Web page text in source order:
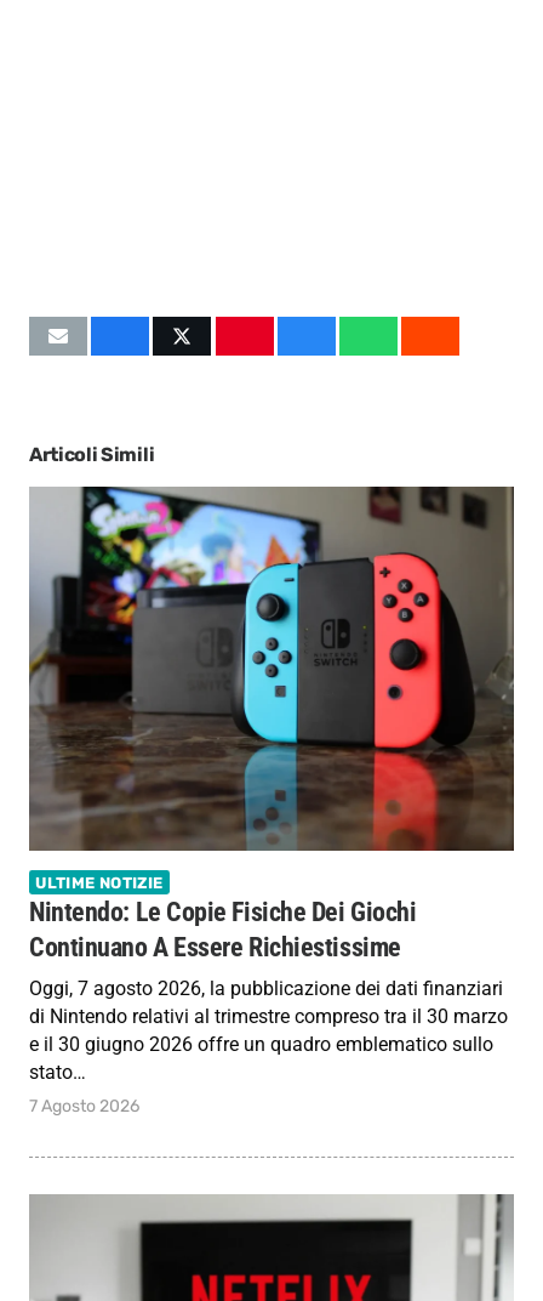
Articoli Simili
ULTIME NOTIZIE
Nintendo: Le Copie Fisiche Dei Giochi
Continuano A Essere Richiestissime
Oggi, 7 agosto 2026, la pubblicazione dei dati finanziari
di Nintendo relativi al trimestre compreso tra il 30 marzo
e il 30 giugno 2026 offre un quadro emblematico sullo
stato…
7 Agosto 2026